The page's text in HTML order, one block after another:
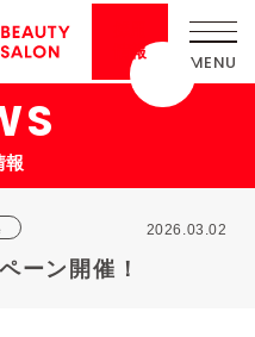
情報
報
ーン開催！
2026.03.02